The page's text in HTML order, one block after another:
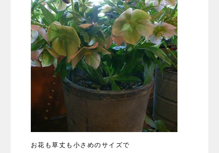
お花も草丈も小さめのサイズで